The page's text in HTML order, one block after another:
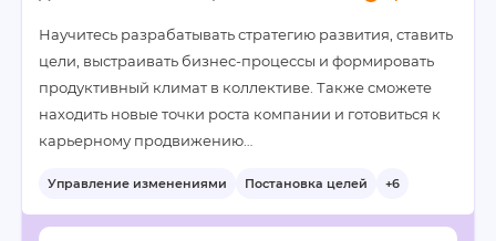
Научитесь разрабатывать стратегию развития, ставить
цели, выстраивать бизнес-процессы и формировать
продуктивный климат в коллективе. Также сможете
находить новые точки роста компании и готовиться к
карьерному продвижению…
Управление изменениями Постановка целей +6